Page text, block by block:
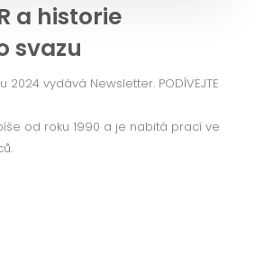
a historie
svazu
vydává Newsletter. PODÍVEJTE
od roku 1990 a je nabitá prací ve